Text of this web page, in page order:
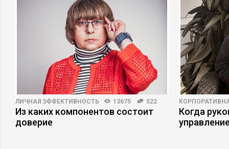
ЛИЧНАЯ ЭФФЕКТИВНОСТЬ 13675 522
Из каких компонентов состоит
доверие
Когда